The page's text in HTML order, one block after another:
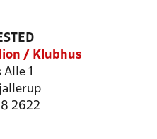
/ Klubhus
1
2622